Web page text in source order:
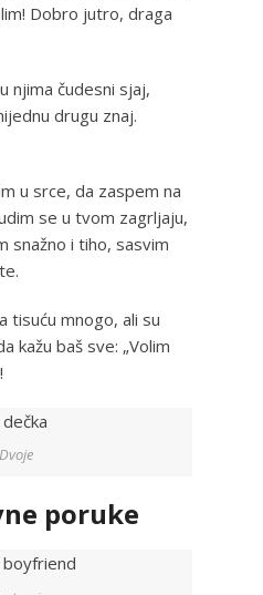
Dobro jutro, draga
njima čudesni sjaj,
drugu znaj.
u srce, da zaspem na
se u tvom zagrljaju,
snažno i tiho, sasvim
tisuću mnogo, ali su
kažu baš sve: „Volim
Dvoje
poruke